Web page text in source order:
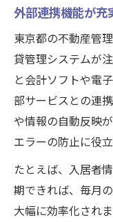
外部連携機能が充
東京都の不動産管
貸管理システムが
と会計ソフトや電
部サービスとの連
や情報の自動反映
エラーの防止に役立
たとえば、入居者
期できれば、毎月
大幅に効率化され